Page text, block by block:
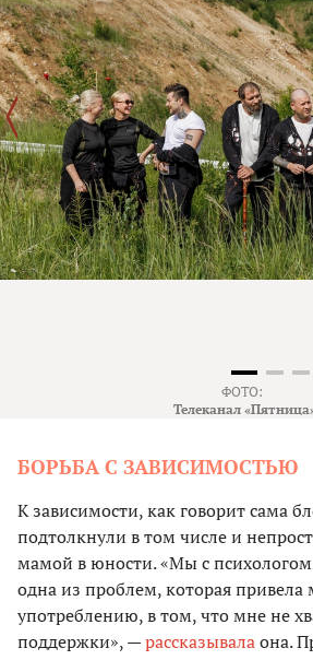
ФОТО:
Телеканал
БОРЬБА С ЗАВИСИМОСТЬЮ
К зависимости, как говорит сама
подтолкнули в том числе и
мамой в юности. «Мы с
одна из проблем, которая привела
употреблению, в том, что мне не
поддержки», —рассказывалаона.